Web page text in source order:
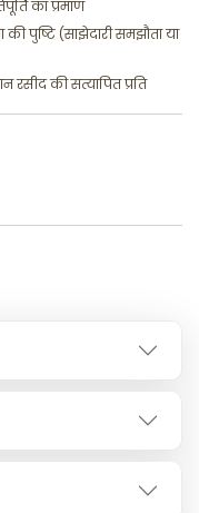
का प्रमाण
पुष्टि (साझेदारी समझौता या
रसीद की सत्यापित प्रति